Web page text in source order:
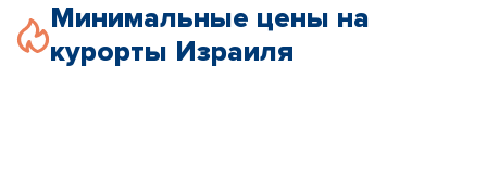
Минимальные цены на
курорты Израиля